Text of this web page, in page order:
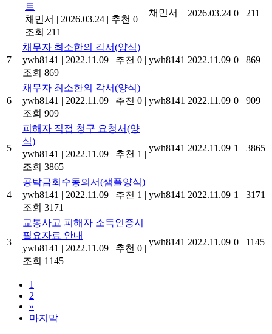
트
채민서 | 2026.03.24 | 추천 0 |
조회 211
채민서 2026.03.24 0 211
7
채무자 최소한의 각서(양식)
ywh8141 | 2022.11.09 | 추천 0 |
조회 869
ywh8141 2022.11.09 0 869
6
채무자 최소한의 각서(양식)
ywh8141 | 2022.11.09 | 추천 0 |
조회 909
ywh8141 2022.11.09 0 909
5
피해자 직접 청구 요청서(양
식)
ywh8141 | 2022.11.09 | 추천 1 |
조회 3865
ywh8141 2022.11.09 1 3865
4
공탁금회수동의서(샘플양식)
ywh8141 | 2022.11.09 | 추천 1 |
조회 3171
ywh8141 2022.11.09 1 3171
3
교통사고 피해자 소득인증시
필요자료 안내
ywh8141 | 2022.11.09 | 추천 0 |
조회 1145
ywh8141 2022.11.09 0 1145
1
2
»
마지막